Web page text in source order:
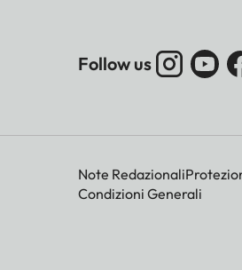
Follow us
Note Redazionali
Condizioni Generali